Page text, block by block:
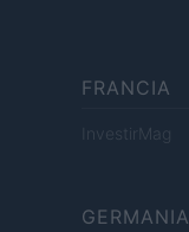
FRANCIA
InvestirMag
GERMANIA